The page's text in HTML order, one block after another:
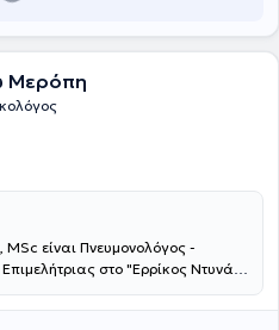
Μερόπη
είναι Πνευμονολόγος -
στο "Ερρίκος Ντυνάν"
του Εθνικού και